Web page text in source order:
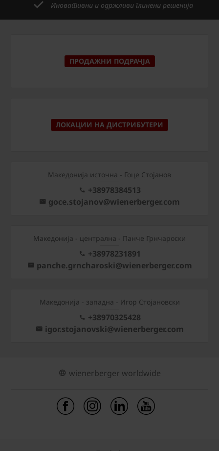
Иновативни и одржливи глинени решенија
ПРОДАЖНИ ПОДРАЧЈА
ЛОКАЦИИ НА ДИСТРИБУТЕРИ
Македонија источна - Гоце Стојанов
+38978384513
goce.stojanov@wienerberger.com
Mакедонија - централна - Панче Грнчароски
+38978231891
panche.grncharoski@wienerberger.com
Mакедонија - западна - Игор Стојановски
+38970325428
igor.stojanovski@wienerberger.com
wienerberger worldwide